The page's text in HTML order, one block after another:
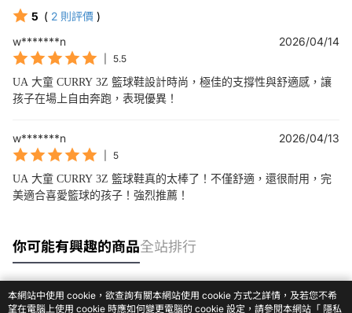
5 ( 2 則評價 )
w*******n
2026/04/14
5.5
UA 大童 CURRY 3Z 籃球鞋設計時尚，極佳的支撐性與舒適感，讓
孩子在場上自由奔跑，表現優異！
w*******n 2026/04/13
5
UA 大童 CURRY 3Z 籃球鞋真的太棒了！不僅舒適，還很耐用，完
美適合喜愛籃球的孩子！強烈推薦！
你可能有興趣的商品全站排行
熱門標籤
本網站中使用 cookie，欲查詢有關本網站使用 cookie 方式之詳情，及若您不希
望在電腦上使用 cookie 時應如何變更電腦的 cookie 設定，請參閱本網站「 隱私